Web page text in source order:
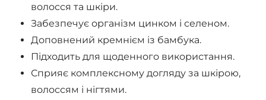
волосся та шкіри.
Забезпечує організм цинком і селеном.
Доповнений кремнієм із бамбука.
Підходить для щоденного використання.
Сприяє комплексному догляду за шкірою,
волоссям і нігтями.